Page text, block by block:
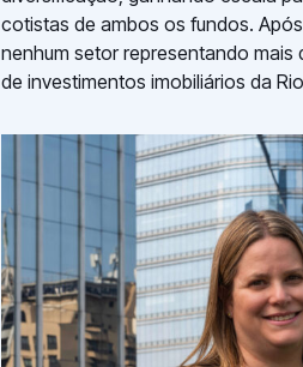
cotistas de ambos os fundos.
nenhum setor representando mais
de investimentos imobiliários da